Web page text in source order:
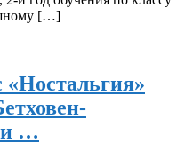
[…]
…